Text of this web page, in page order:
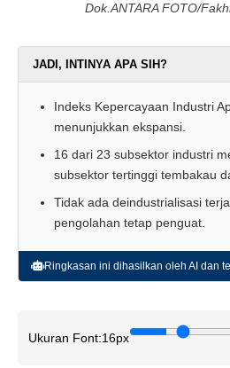
Dok.ANTARA FOTO/
JADI, INTINYA APA SIH?
Indeks Kepercayaan Industri
menunjukkan ekspansi.
16 dari 23 subsektor industri
subsektor tertinggi tembakau
Tidak ada deindustrialisasi
pengolahan tetap penguat.
Ringkasan ini dihasilkan oleh AI dan
Ukuran Font:16px